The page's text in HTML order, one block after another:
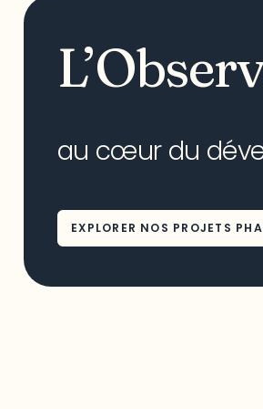
au cœur du
EXPLORER NOS PROJETS